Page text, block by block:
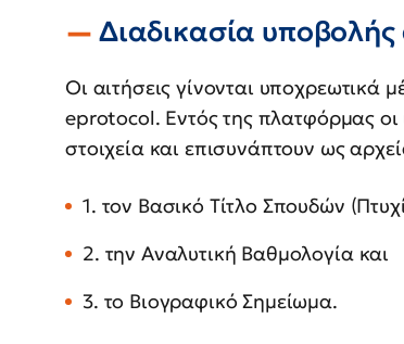
Διαδικασία υποβολής
Οι αιτήσεις γίνονται
eprotocol. Εντός της πλατφόρμας
στοιχεία και επισυνάπτουν ως
1. τον Βασικό Τίτλο Σπουδών
2. την Αναλυτική Βαθμολογία και
3. το Βιογραφικό Σημείωμα.